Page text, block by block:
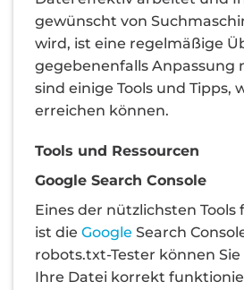
gewünscht von
wird, ist eine regelmäßige
gegebenenfalls Anpassung
sind einige Tools und Tipps,
erreichen können.
Tools und Ressourcen
Google Search Console
Eines der nützlichsten
ist die Google Search
robots.txt-Tester können
Ihre Datei korrekt